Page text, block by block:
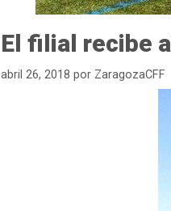
El filial recibe
abril 26, 2018 por ZaragozaCFF